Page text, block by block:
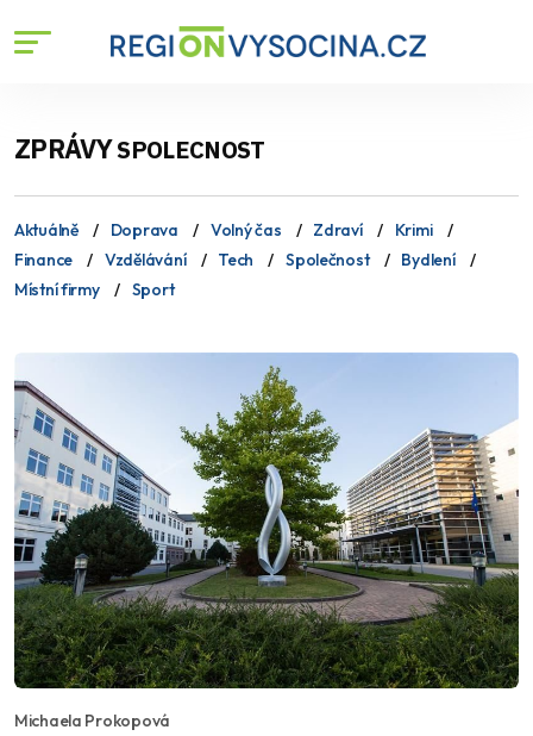
ZPRÁVYSPOLECNOST
Aktuálně Doprava Volný čas Zdraví
Krimi
Finance
Vzdělávání Tech Společnost
Bydlení
Místní firmy
Sport
Michaela Prokopová